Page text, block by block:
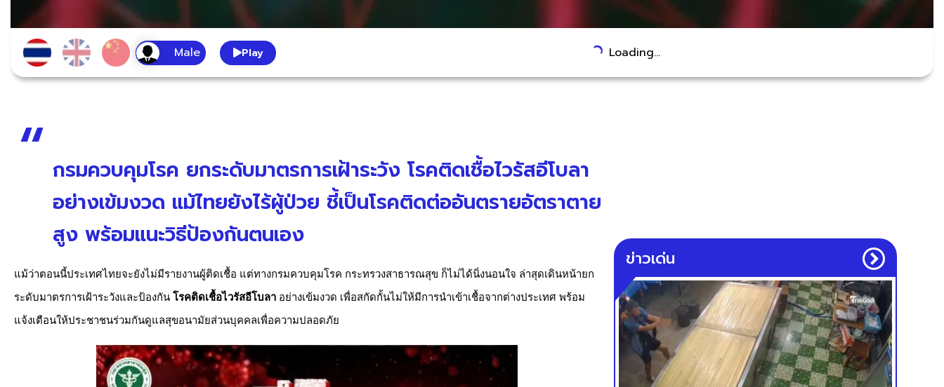
Play Loading...
กรมควบคุมโรค ยกระดับมาตรการเฝ้าระวัง โรคติดเชื้อไวรัสอีโบลา
อย่างเข้มงวด แม้ไทยยังไร้ผู้ป่วย ชี้เป็นโรคติดต่ออันตรายอัตราตาย
สูง พร้อมแนะวิธีป้องกันตนเอง
แม้ว่าตอนนี้ประเทศไทยจะยังไม่มีรายงานผู้ติดเชื้อ แต่ทางกรมควบคุมโรค กระทรวงสาธารณสุข ก็ไม่ได้นิ่งนอนใจ ล่าสุดเดินหน้ายก
ระดับมาตรการเฝ้าระวังและป้องกัน โรคติดเชื้อไวรัสอีโบลา อย่างเข้มงวด เพื่อสกัดกั้นไม่ให้มีการนำเข้าเชื้อจากต่างประเทศ พร้อม
แจ้งเตือนให้ประชาชนร่วมกันดูแลสุขอนามัยส่วนบุคคลเพื่อความปลอดภัย
ข่าวเด่น